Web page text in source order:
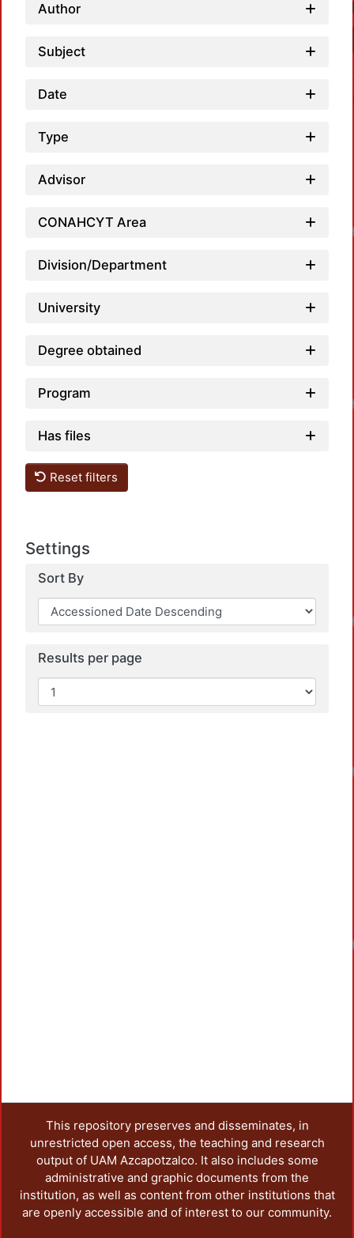
Author
Subject
Date
Type
Advisor
CONAHCYT Area
Division/Department
University
Degree obtained
Program
Has files
Reset filters
Settings
Sort By
Results per page
This repository preserves and disseminates, in
unrestricted open access, the teaching and research
output of UAM Azcapotzalco. It also includes some
administrative and graphic documents from the
institution, as well as content from other institutions that
are openly accessible and of interest to our community.